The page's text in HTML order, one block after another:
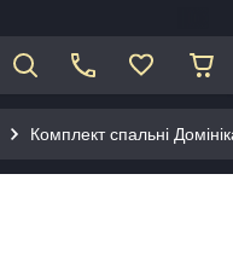
Комплект спальні